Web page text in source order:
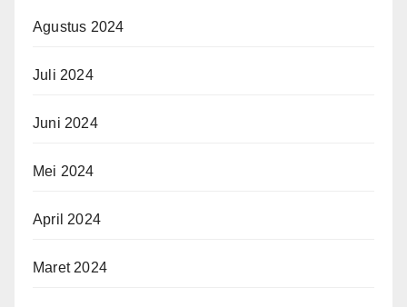
Agustus 2024
Juli 2024
Juni 2024
Mei 2024
April 2024
Maret 2024